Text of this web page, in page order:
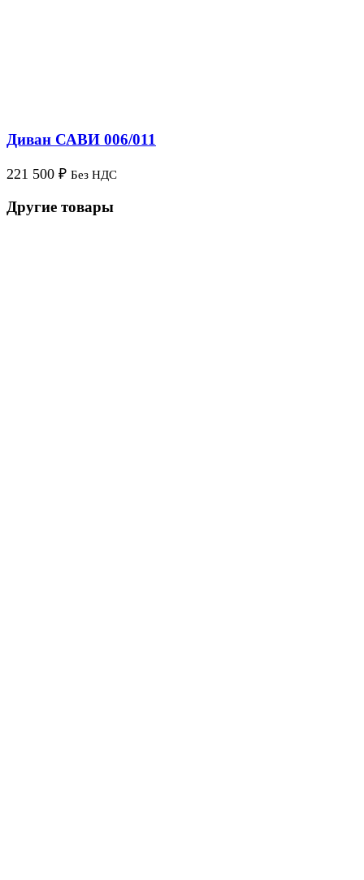
Диван САВИ 006/011
221 500 ₽ Без НДС
Другие товары